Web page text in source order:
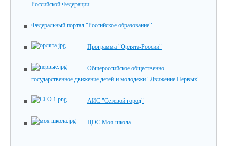
Российской Федерации
Федеральный портал "Российское образование"
Программа "Орлята-России"
Общероссийское общественно-
государственное движение детей и молодежи "Движение Первых"
АИС "Сетевой город"
ЦОС Моя школа